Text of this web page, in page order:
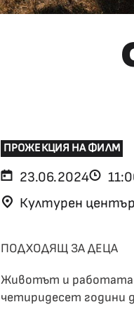
ПРОЖЕКЦИЯ НА ФИЛМ
23.06.2024
Културен
ПОДХОДЯЩ ЗА ДЕЦА
Животът и работата
четиридесет години